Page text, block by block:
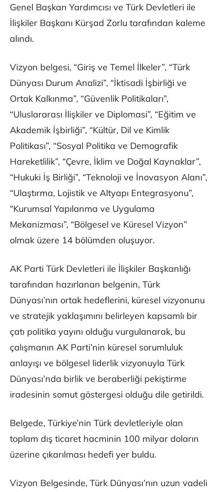
Genel Başkan Yardımcısı ve Türk Devletleri ile
İlişkiler Başkanı Kürşad Zorlu tarafından kaleme
alındı.
Vizyon belgesi, “Giriş ve Temel İlkeler”, “Türk
Dünyası Durum Analizi”, “İktisadi İşbirliği ve
Ortak Kalkınma”, “Güvenlik Politikaları”,
“Uluslararası İlişkiler ve Diplomasi”, “Eğitim ve
Akademik İşbirliği”, “Kültür, Dil ve Kimlik
Politikası”, “Sosyal Politika ve Demografik
Hareketlilik”, “Çevre, İklim ve Doğal Kaynaklar”,
“Hukuki İş Birliği”, “Teknoloji ve İnovasyon Alanı”,
“Ulaştırma, Lojistik ve Altyapı Entegrasyonu”,
“Kurumsal Yapılanma ve Uygulama
Mekanizması”, “Bölgesel ve Küresel Vizyon”
olmak üzere 14 bölümden oluşuyor.
AK Parti Türk Devletleri ile İlişkiler Başkanlığı
tarafından hazırlanan belgenin, Türk
Dünyası’nın ortak hedeflerini, küresel vizyonunu
ve stratejik yaklaşımını belirleyen kapsamlı bir
çatı politika yayını olduğu vurgulanarak, bu
çalışmanın AK Parti’nin küresel sorumluluk
anlayışı ve bölgesel liderlik vizyonuyla Türk
Dünyası’nda birlik ve beraberliği pekiştirme
iradesinin somut göstergesi olduğu dile getirildi.
Belgede, Türkiye’nin Türk devletleriyle olan
toplam dış ticaret hacminin 100 milyar doların
üzerine çıkarılması hedefi yer buldu.
Vizyon Belgesinde, Türk Dünyası’nın uzun vadeli